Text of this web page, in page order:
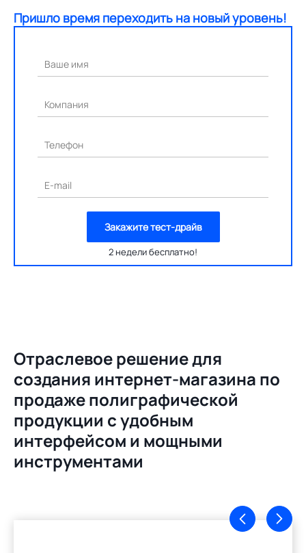
Пришло время переходить на новый уровень!
Ваше имя
Компания
Телефон
E-mail
Закажите тест-драйв
2 недели бесплатно!
Отраслевое решение для
создания интернет-магазина по
продаже полиграфической
продукции с удобным
интерфейсом и мощными
инструментами